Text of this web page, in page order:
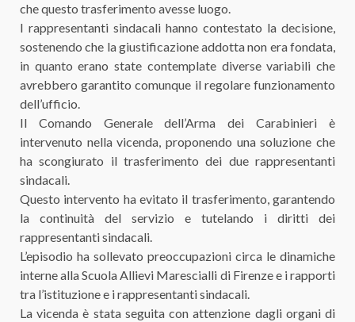
che questo trasferimento avesse luogo.
I rappresentanti sindacali hanno contestato la decisione,
sostenendo che la giustificazione addotta non era fondata,
in quanto erano state contemplate diverse variabili che
avrebbero garantito comunque il regolare funzionamento
dell’ufficio.
Il Comando Generale dell’Arma dei Carabinieri è
intervenuto nella vicenda, proponendo una soluzione che
ha scongiurato il trasferimento dei due rappresentanti
sindacali.
Questo intervento ha evitato il trasferimento, garantendo
la continuità del servizio e tutelando i diritti dei
rappresentanti sindacali.
L’episodio ha sollevato preoccupazioni circa le dinamiche
interne alla Scuola Allievi Marescialli di Firenze e i rapporti
tra l’istituzione e i rappresentanti sindacali.
La vicenda è stata seguita con attenzione dagli organi di